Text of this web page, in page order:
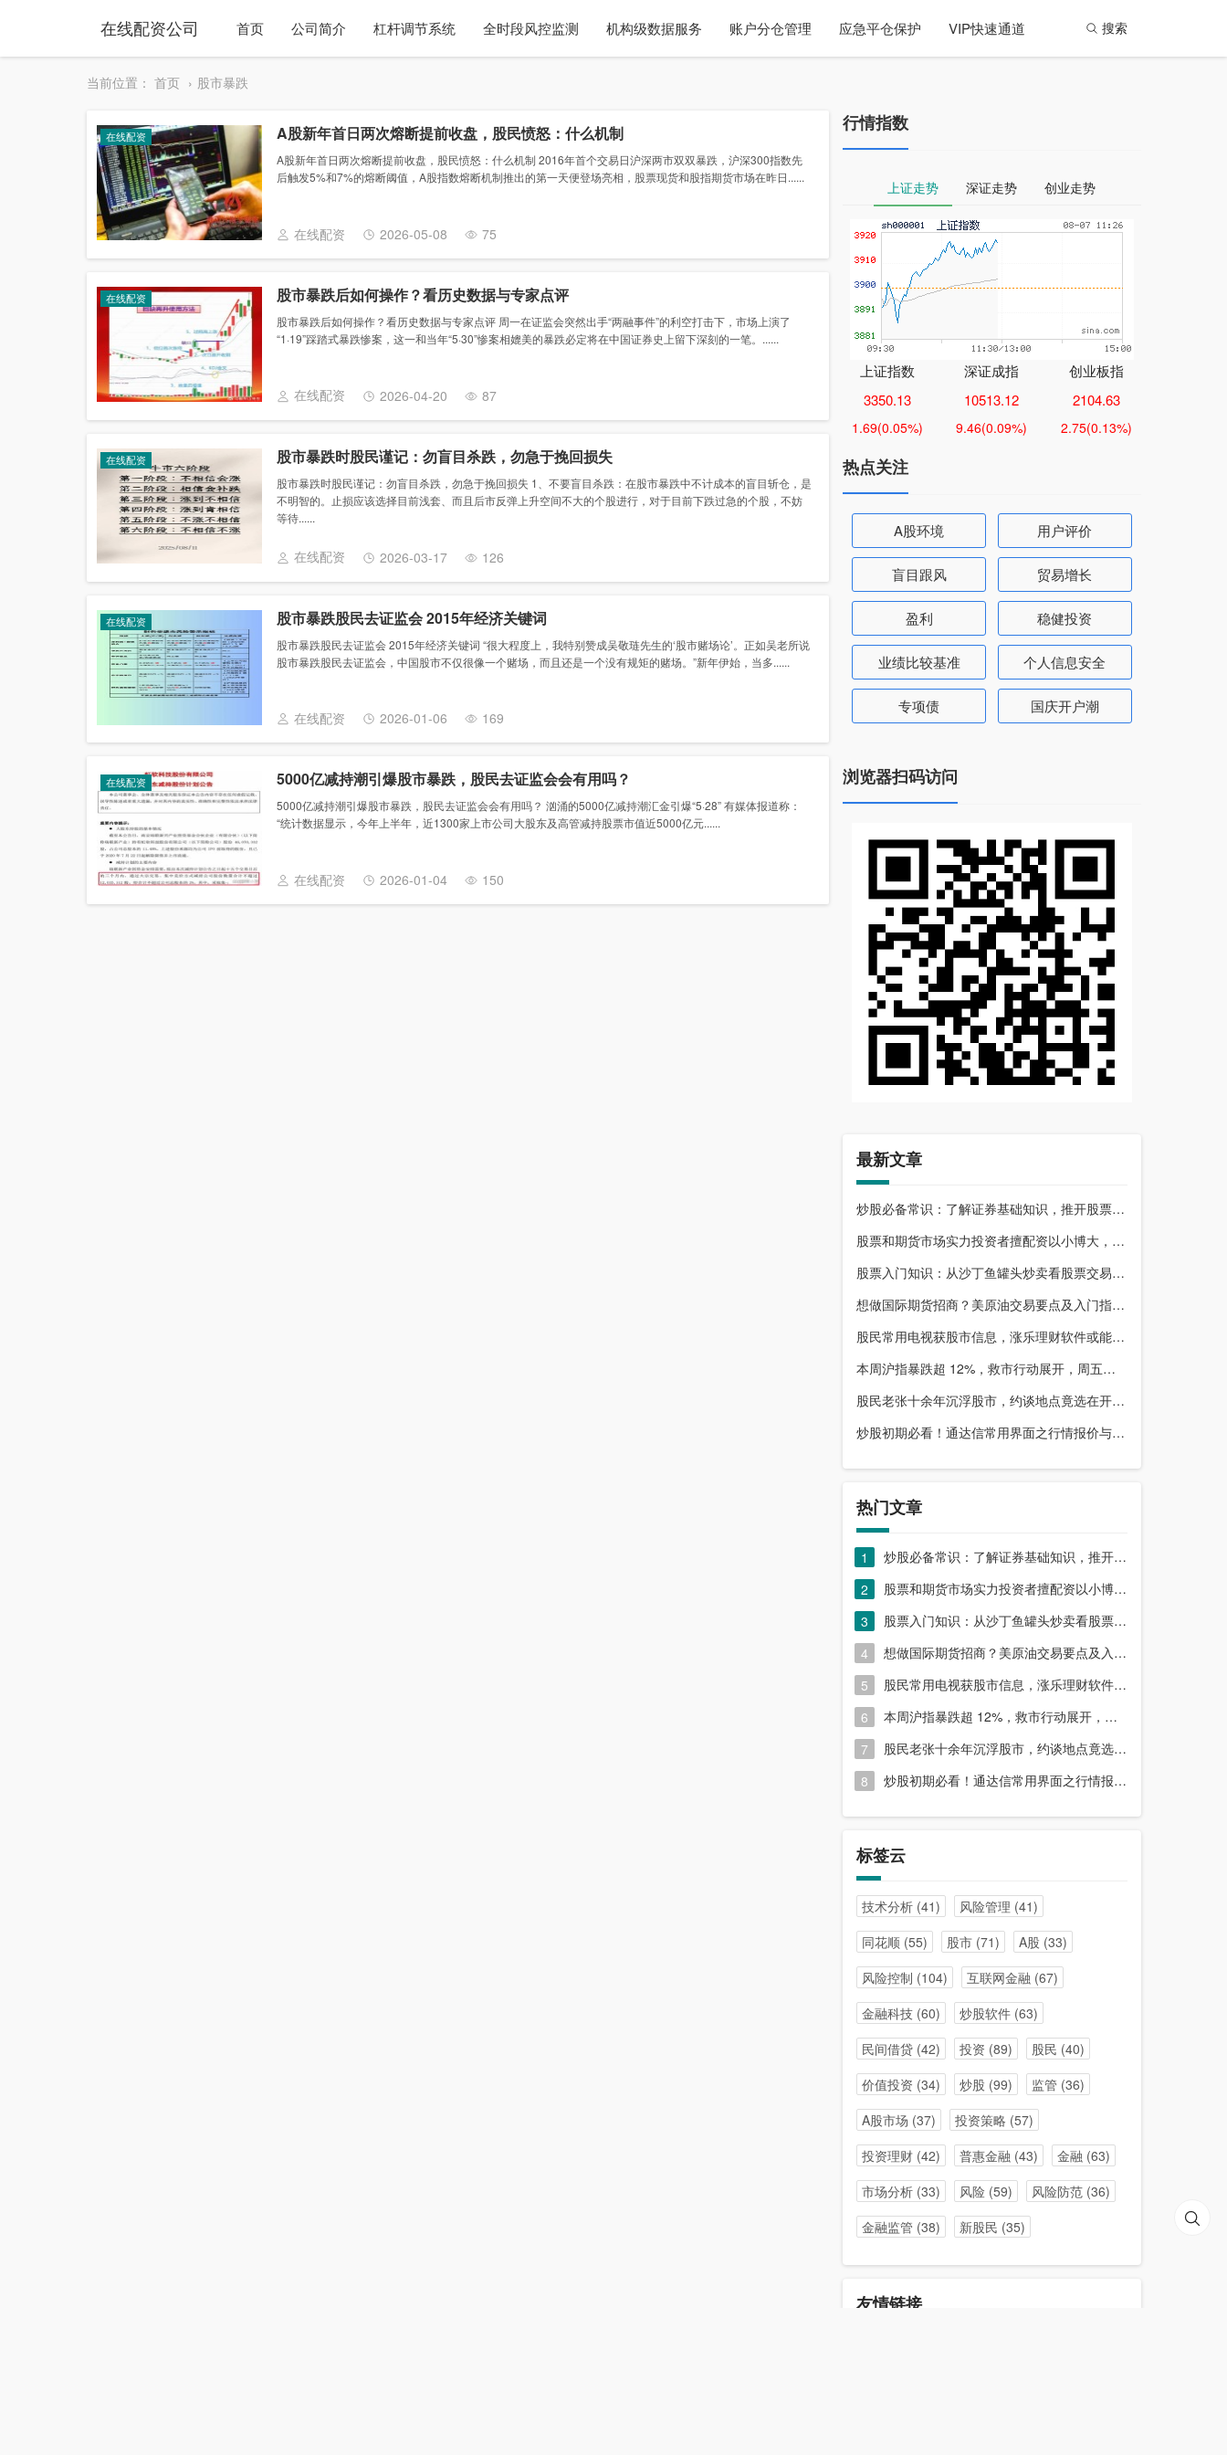
在线配资公司 首页 公司简介 杠杆调节系统 全时段风控监测 机构级数据服务 账户分仓管理 应急平仓保护 VIP快速通道 搜索
当前位置： 首页 股市暴跌
在线配资 A股新年首日两次熔断提前收盘，股民愤怒：什么机制
A股新年首日两次熔断提前收盘，股民愤怒：什么机制 2016年首个交易日沪深两市双双暴跌，沪深300指数先
后触发5%和7%的熔断阈值，A股指数熔断机制推出的第一天便登场亮相，股票现货和股指期货市场在昨日......
在线配资 2026-05-08 75
在线配资 股市暴跌后如何操作？看历史数据与专家点评
股市暴跌后如何操作？看历史数据与专家点评 周一在证监会突然出手“两融事件”的利空打击下，市场上演了
“1·19”踩踏式暴跌惨案，这一和当年“5·30”惨案相媲美的暴跌必定将在中国证券史上留下深刻的一笔。......
在线配资 2026-04-20 87
在线配资 股市暴跌时股民谨记：勿盲目杀跌，勿急于挽回损失
股市暴跌时股民谨记：勿盲目杀跌，勿急于挽回损失 1、不要盲目杀跌：在股市暴跌中不计成本的盲目斩仓，是
不明智的。止损应该选择目前浅套、而且后市反弹上升空间不大的个股进行，对于目前下跌过急的个股，不妨
等待......
在线配资 2026-03-17 126
在线配资 股市暴跌股民去证监会 2015年经济关键词
股市暴跌股民去证监会 2015年经济关键词 “很大程度上，我特别赞成吴敬琏先生的‘股市赌场论’。正如吴老所说
股市暴跌股民去证监会，中国股市不仅很像一个赌场，而且还是一个没有规矩的赌场。”新年伊始，当多......
在线配资 2026-01-06 169
在线配资 5000亿减持潮引爆股市暴跌，股民去证监会会有用吗？
5000亿减持潮引爆股市暴跌，股民去证监会会有用吗？ 汹涌的5000亿减持潮汇金引爆“5·28” 有媒体报道称：
“统计数据显示，今年上半年，近1300家上市公司大股东及高管减持股票市值近5000亿元......
在线配资 2026-01-04 150
行情指数
上证走势 深证走势 创业走势
上证指数
3350.13
1.69(0.05%)
深证成指
10513.12
9.46(0.09%)
创业板指
2104.63
2.75(0.13%)
热点关注
A股环境 用户评价
盲目跟风 贸易增长
盈利 稳健投资
业绩比较基准 个人信息安全
专项债 国庆开户潮
浏览器扫码访问
最新文章
炒股必备常识：了解证券基础知识，推开股票市场大门
股票和期货市场实力投资者擅配资以小博大，顶配网优势尽显
股票入门知识：从沙丁鱼罐头炒卖看股票交易本质，你了解吗？
想做国际期货招商？美原油交易要点及入门指南请收好
股民常用电视获股市信息，涨乐理财软件或能满足更多需求？
本周沪指暴跌超 12%，救市行动展开，周五市场有何措施？
股民老张十余年沉浮股市，约谈地点竟选在开户超市门口？
炒股初期必看！通达信常用界面之行情报价与分时图介绍
热门文章
1
炒股必备常识：了解证券基础知识，推开股票市场大门
2
股票和期货市场实力投资者擅配资以小博大，顶配网优势尽显
3
股票入门知识：从沙丁鱼罐头炒卖看股票交易本质，你了解吗？
4
想做国际期货招商？美原油交易要点及入门指南请收好
5
股民常用电视获股市信息，涨乐理财软件或能满足更多需求？
6
本周沪指暴跌超 12%，救市行动展开，周五市场有何措施？
7
股民老张十余年沉浮股市，约谈地点竟选在开户超市门口？
8
炒股初期必看！通达信常用界面之行情报价与分时图介绍
标签云
技术分析 (41) 风险管理 (41)
同花顺 (55) 股市 (71) A股 (33)
风险控制 (104) 互联网金融 (67)
金融科技 (60) 炒股软件 (63)
民间借贷 (42) 投资 (89) 股民 (40)
价值投资 (34) 炒股 (99) 监管 (36)
A股市场 (37) 投资策略 (57)
投资理财 (42) 普惠金融 (43) 金融 (63)
市场分析 (33) 风险 (59) 风险防范 (36)
金融监管 (38) 新股民 (35)
友情链接